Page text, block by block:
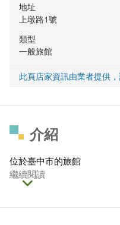
地址
上墩路1號
類型
一般旅館
此頁店家資訊由業者提供，
介紹
位於臺中市的旅館
繼續閱讀